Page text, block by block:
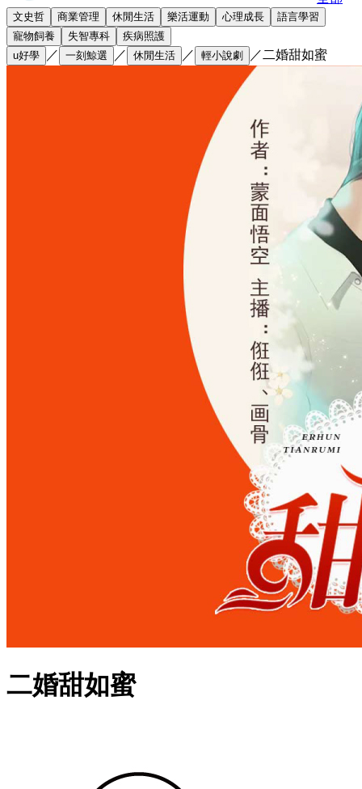
文史哲 商業管理 休閒生活 樂活運動 心理成長
語言學習
寵物飼養
失智專科
疾病照護
u好學
／ 一刻鯨選 ／ 休閒生活 ／ 輕小說劇 ／ 二婚甜如蜜
二婚甜如蜜